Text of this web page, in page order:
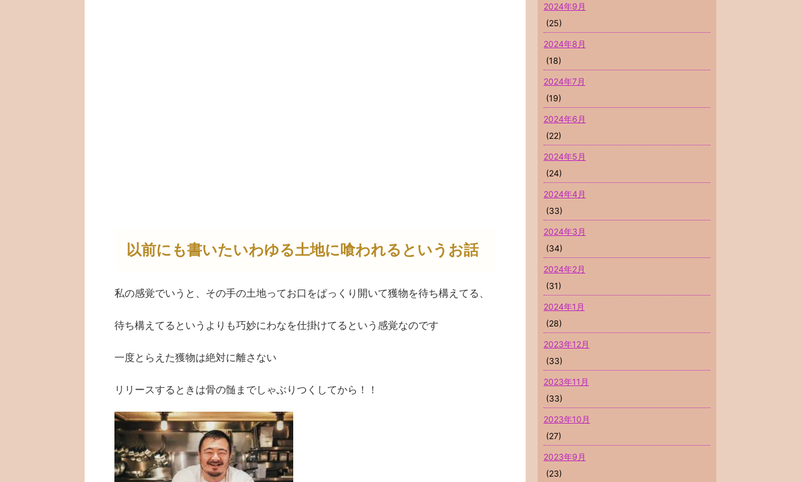
以前にも書いたいわゆる土地に喰われるというお話
私の感覚でいうと、その手の土地ってお口をぱっくり開いて獲物を待ち構えてる、
待ち構えてるというよりも巧妙にわなを仕掛けてるという感覚なのです
一度とらえた獲物は絶対に離さない
リリースするときは骨の髄までしゃぶりつくしてから！！
2024年9月
(25)
2024年8月
(18)
2024年7月
(19)
2024年6月
(22)
2024年5月
(24)
2024年4月
(33)
2024年3月
(34)
2024年2月
(31)
2024年1月
(28)
2023年12月
(33)
2023年11月
(33)
2023年10月
(27)
2023年9月
(23)